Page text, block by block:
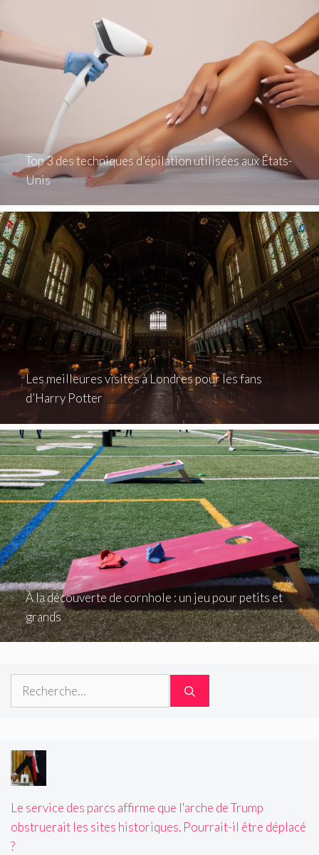
Top 3 des techniques d’épilation utilisées aux États-
Unis
Les meilleures visites à Londres pour les fans
d’Harry Potter
À la découverte de cornhole : un jeu pour petits et
grands
Rechercher :
Le service des parcs affirme que l'arche de Trump
obstruerait les sites historiques. Pourrait-il être déplacé
?